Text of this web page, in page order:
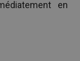
en